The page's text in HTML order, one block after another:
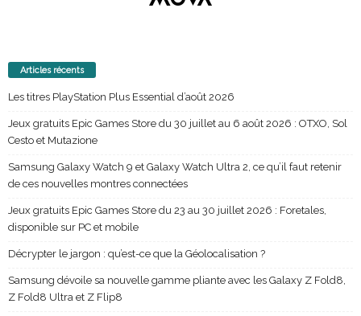
Articles récents
Les titres PlayStation Plus Essential d’août 2026
Jeux gratuits Epic Games Store du 30 juillet au 6 août 2026 : OTXO, Sol
Cesto et Mutazione
Samsung Galaxy Watch 9 et Galaxy Watch Ultra 2, ce qu’il faut retenir
de ces nouvelles montres connectées
Jeux gratuits Epic Games Store du 23 au 30 juillet 2026 : Foretales,
disponible sur PC et mobile
Décrypter le jargon : qu’est-ce que la Géolocalisation ?
Samsung dévoile sa nouvelle gamme pliante avec les Galaxy Z Fold8,
Z Fold8 Ultra et Z Flip8